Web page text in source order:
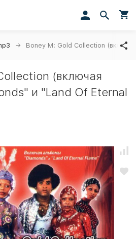
Boney M: Gold Collection
(включая
и "Land Of Eternal